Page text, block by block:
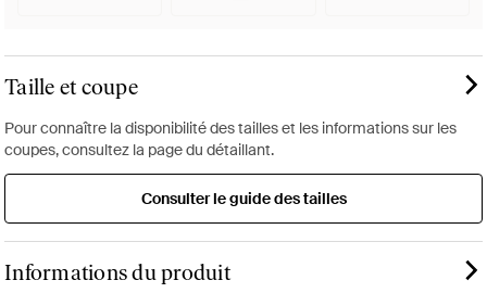
Taille et coupe
Pour connaître la disponibilité des tailles et les informations sur les
coupes, consultez la page du détaillant.
Consulter le guide des tailles
Informations du produit